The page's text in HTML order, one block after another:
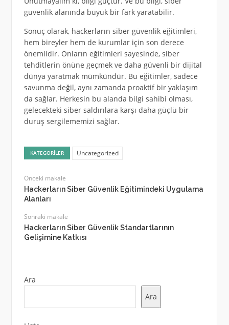
güvenlik alanında büyük bir fark yaratabilir.
Sonuç olarak, hackerların siber güvenlik eğitimleri,
hem bireyler hem de kurumlar için son derece
önemlidir. Onların eğitimleri sayesinde, siber
tehditlerin önüne geçmek ve daha güvenli bir dijital
dünya yaratmak mümkündür. Bu eğitimler, sadece
savunma değil, aynı zamanda proaktif bir yaklaşım
da sağlar. Herkesin bu alanda bilgi sahibi olması,
gelecekteki siber saldırılara karşı daha güçlü bir
duruş sergilememizi sağlar.
KATEGORILER Uncategorized
Önceki makale
Hackerların Siber Güvenlik Eğitimindeki Uygulama
Alanları
Sonraki makale
Hackerların Siber Güvenlik Standartlarının
Gelişimine Katkısı
Ara
Ara